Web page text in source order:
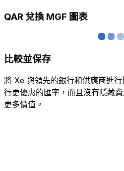
QAR 兌換 MGF 圖表
比較並保存
將 Xe 與領先的銀行和供應商進
行更優惠的匯率，而且沒有隱藏
更多價值。